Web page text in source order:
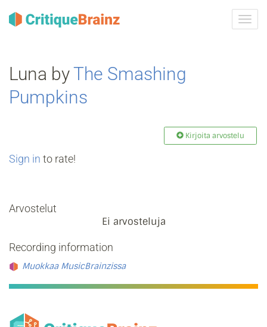
Luna byThe Smashing
Pumpkins
Kirjoita arvostelu
Sign in to rate!
Arvostelut
Ei arvosteluja
Recording information
Muokkaa MusicBrainzissa